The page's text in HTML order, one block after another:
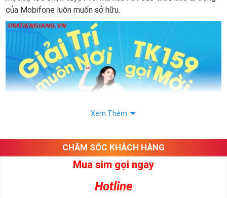
của Mobifone luôn muốn sở hữu.
Gói TK159 là gì? Thông tin về gói TK159 của nhà mạng sim
Gói TK159 của Mobifone là gói cước khuyến mãi mới vừa
Xem Thêm
CHĂM SÓC KHÁCH HÀNG
Mua sim gọi ngay
Hotline